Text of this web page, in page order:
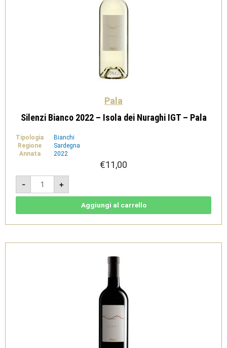
Pala
Silenzi Bianco 2022 – Isola dei Nuraghi IGT – Pala
Tipologia
Bianchi
Regione
Sardegna
Annata
2022
€11,00
-
Silenzi
Bianco
2022
-
IGT
quantità
+
Aggiungi al carrello